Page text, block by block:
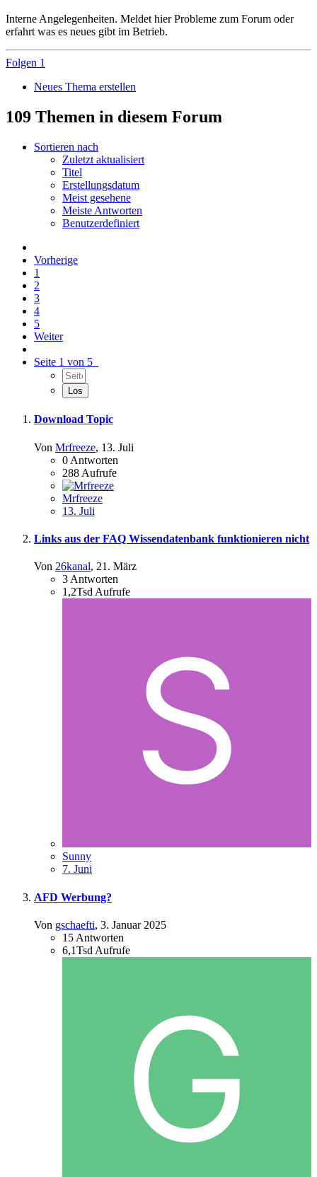
Interne Angelegenheiten. Meldet hier Probleme zum Forum oder
erfahrt was es neues gibt im Betrieb.
Folgen 1
Neues Thema erstellen
109 Themen in diesem Forum
Sortieren nach
Zuletzt aktualisiert
Titel
Erstellungsdatum
Meist gesehene
Meiste Antworten
Benutzerdefiniert
Vorherige
1
2
3
4
5
Weiter
Seite 1 von 5
Download Topic
Von Mrfreeze, 13. Juli
0 Antworten
288 Aufrufe
Mrfreeze
13. Juli
Links aus der FAQ Wissendatenbank funktionieren nicht
Von 26kanal, 21. März
3 Antworten
1,2Tsd Aufrufe
Sunny
7. Juni
AFD Werbung?
Von gschaefti, 3. Januar 2025
15 Antworten
6,1Tsd Aufrufe